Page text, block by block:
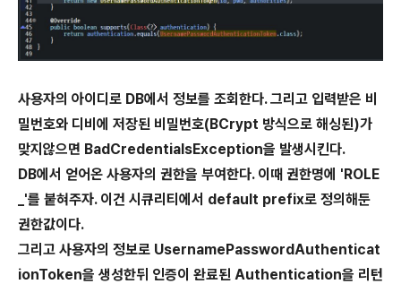
사용자의 아이디로 DB에서 정보를 조회한다. 그리고 입력받은 비
밀번호와 디비에 저장된 비밀번호(BCrypt 방식으로 해싱된)가
맞지않으면 BadCredentialsException을 발생시킨다.
DB에서 얻어온 사용자의 권한을 부여한다. 이때 권한명에 'ROLE
_'를 붙혀주자. 이건 시큐리티에서 default prefix로 정의해둔
권한값이다.
그리고 사용자의 정보로 UsernamePasswordAuthenticat
ionToken을 생성한뒤 인증이 완료된 Authentication을 리턴